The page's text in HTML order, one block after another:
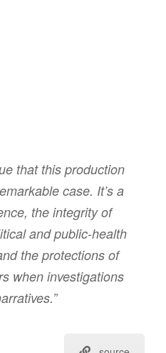
that this production
case. It’s a
the integrity of
and public-health
the protections of
when investigations